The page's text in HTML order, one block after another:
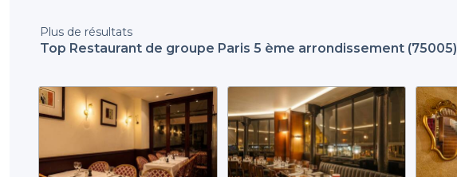
Plus de résultats
Top Restaurant de groupe Paris 5 ème arrondissement (75005)